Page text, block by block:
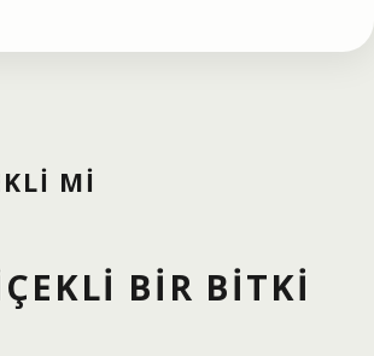
MI
BIR BITKI